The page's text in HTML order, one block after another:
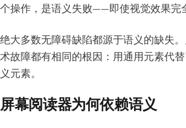
个操作，是语义失败——即使视觉效果完
绝大多数无障碍缺陷都源于语义的缺失
术故障都有相同的根因：用通用元素代
义元素。
屏幕阅读器为何依赖语义